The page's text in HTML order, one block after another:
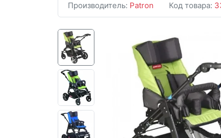
Производитель: Patron Код товара: